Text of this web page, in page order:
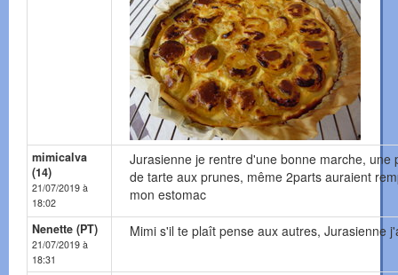
mimicalva
(14)
21/07/2019 à
18:02
Jurasienne je rentre d'une bonne marche, une
de tarte aux prunes, même 2parts auraient
mon estomac
Nenette (PT)
21/07/2019 à
18:31
Mimi s'il te plaît pense aux autres, Jurasienne